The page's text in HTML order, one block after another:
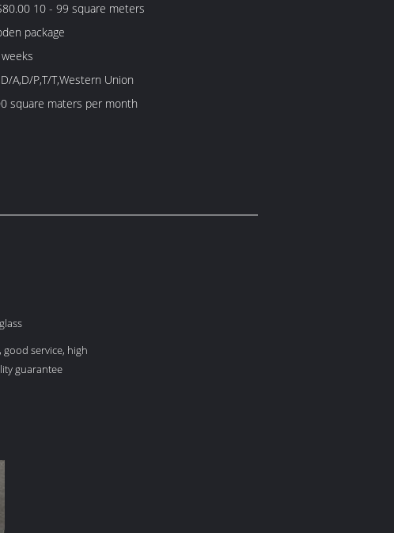
10 - 99 square meters
package
A,D/P,T/T,Western Union
square maters per month
service, high
guarantee